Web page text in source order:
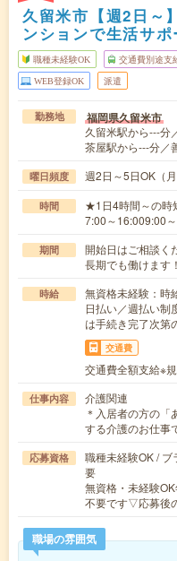
久留米市【週2日～
ンションで生活サポ
職種未経験OK 交通費別途支
WEB登録OK 派遣
勤務地 福岡県久留米市
久留米駅から---分
茶屋駅から---分／
曜日頻度 週2日～5日OK（
時間
★1日4時間～の時
7:00～16:009:00
期間
開始日はご相談
長期でも働けます！
時給
無資格未経験：
日払い／週払い制
は手続き完了次第
交通費
交通費全額支給※
仕事内容
介護関連
＊入居者の方の「
する介護のお仕事
応募資格
職種未経験OK / ブ
要
無資格・未経験
不要です▽応募後
職場の雰囲気